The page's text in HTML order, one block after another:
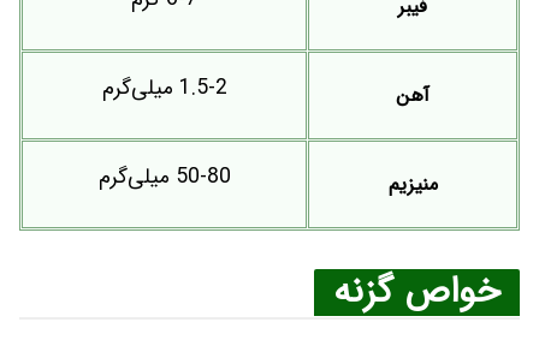
فیبر
آهن 1.5-2 میلی‌گرم
منیزیم 50-80 میلی‌گرم
خواص گزنه